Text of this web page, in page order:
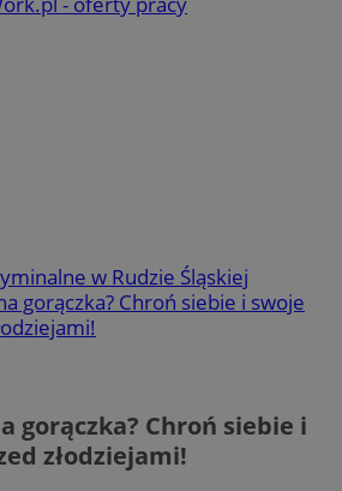
w Rudzie Śląskiej
gorączka? Chroń siebie i swoje
gorączka? Chroń siebie i
złodziejami!